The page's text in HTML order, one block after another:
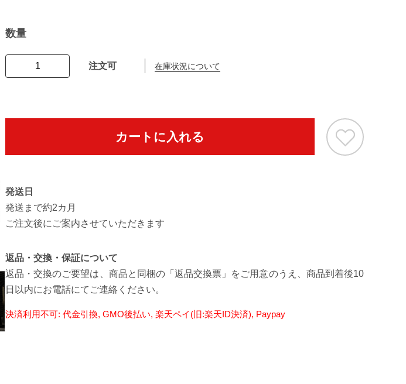
数量
注文可 在庫状況について
カートに入れる
発送日
発送まで約2カ月
ご注文後にご案内させていただきます
返品・交換・保証について
返品・交換のご要望は、商品と同梱の「返品交換票」をご用意のうえ、商品到着後10
日以内にお電話にてご連絡ください。
決済利用不可: 代金引換, GMO後払い, 楽天ペイ(旧:楽天ID決済), Paypay